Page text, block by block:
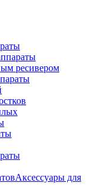
ресивером
Аксессуары для